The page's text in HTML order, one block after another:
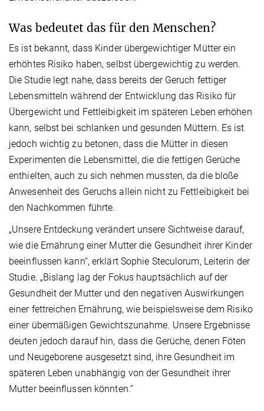
Was bedeutet das für den Menschen?
Es ist bekannt, dass Kinder übergewichtiger Mütter ein
erhöhtes Risiko haben, selbst übergewichtig zu werden.
Die Studie legt nahe, dass bereits der Geruch fettiger
Lebensmitteln während der Entwicklung das Risiko für
Übergewicht und Fettleibigkeit im späteren Leben erhöhen
kann, selbst bei schlanken und gesunden Müttern. Es ist
jedoch wichtig zu betonen, dass die Mütter in diesen
Experimenten die Lebensmittel, die die fettigen Gerüche
enthielten, auch zu sich nehmen mussten, da die bloße
Anwesenheit des Geruchs allein nicht zu Fettleibigkeit bei
den Nachkommen führte.
„Unsere Entdeckung verändert unsere Sichtweise darauf,
wie die Ernährung einer Mutter die Gesundheit ihrer Kinder
beeinflussen kann“, erklärt Sophie Steculorum, Leiterin der
Studie. „Bislang lag der Fokus hauptsächlich auf der
Gesundheit der Mutter und den negativen Auswirkungen
einer fettreichen Ernährung, wie beispielsweise dem Risiko
einer übermäßigen Gewichtszunahme. Unsere Ergebnisse
deuten jedoch darauf hin, dass die Gerüche, denen Föten
und Neugeborene ausgesetzt sind, ihre Gesundheit im
späteren Leben unabhängig von der Gesundheit ihrer
Mutter beeinflussen könnten.“